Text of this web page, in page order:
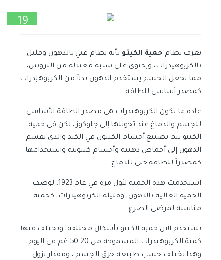
19
يعرف نظام حمية الكيتو بأنه نظام غني بالدهون وقليل
بالكربوهيدرات، ويحتوي على نسبة معتدلة من البروتين،
مما يجعل الجسم يستخدم الدهون بدلاً من الكربوهيدرات
كمصدر أساسي للطاقة.
عادة ما تكون الكربوهيدرات هي مصدر الطاقة الأساسي
للجسم والدماغ عند تحويلها إلى جلوكوز ، لكن في حمية
الكيتو يتم تصنيع أجسام الكيتون في الكبد والذي يقسم
الدهون إلى أحماض دهنية وأجسام كيتونية واستخدامها
كمصدراً للطاقة حتى للدماغ.
استخدمت هذه الحمية لأول مرة في عام 1923، لوصف
الحمية العالية بالدهون، وقليلة الكربوهيدرات، كحمية
مناسبة لمرضى الصرع.
تستخدم الآن حمية الكيتو بأشكال مختلفة، وتختلف فيها
كمية الكربوهيدرات المسموحة من 20-50 غم في اليوم،
وهذا يختلف حسب طبيعة حرق الجسم ، ومقدار نزول